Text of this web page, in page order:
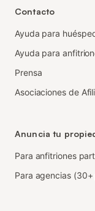
Contacto
Ayuda para
Ayuda para
Prensa
Asociaciones de
Anuncia tu
Para anfitriones
Para agencias